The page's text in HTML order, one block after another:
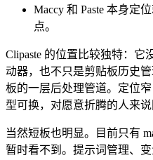
Maccy 和 Paste 本身定
点。
Clipaste 的位置比较独特：它
动器，也不只是剪贴板历史
板的一层后处理管道。定位
型可换，对愿意折腾的人来说
当然短板也明显。目前只有
暂时看不到。提示词管理、